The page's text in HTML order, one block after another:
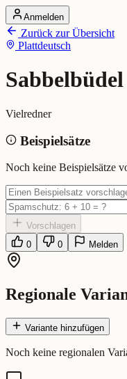
Startseite
Alle Dialekte
Dialekte vergleichen
Dialekt-Karte
Ranking
Sabbelbüdel
Bedeutung:Vielredner
Anmelden
Zurück zur Übersicht
Plattdeutsch
Sabbelbüdel
Vielredner
Beispielsätze
Noch keine Beispielsätze
Vorschlagen
0
0 Melden
Regionale
Variante hinzufügen
Noch keine regionalen